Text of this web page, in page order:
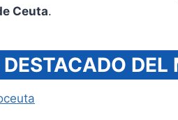
Ceuta.
DEL